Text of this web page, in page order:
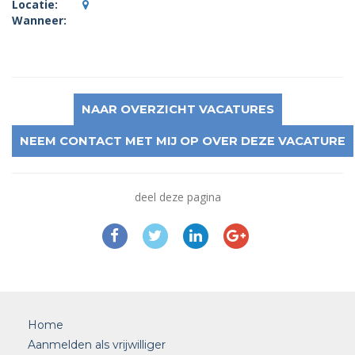
Locatie:
Wanneer:
NAAR OVERZICHT VACATURES
NEEM CONTACT MET MIJ OP OVER DEZE VACATURE
deel deze pagina
Home
Aanmelden als vrijwilliger